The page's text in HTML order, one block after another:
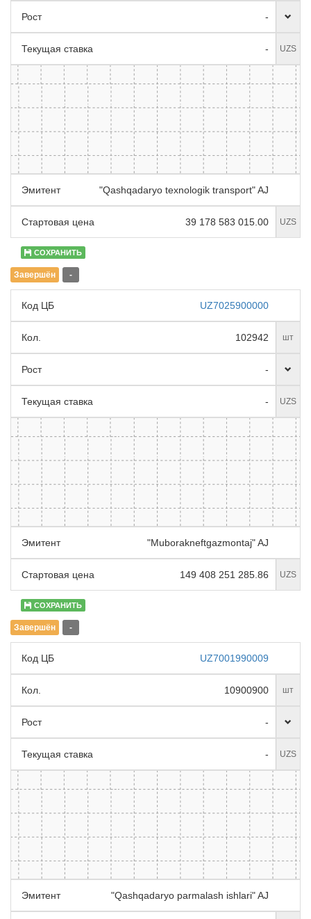
Рост -
Текущая ставка - UZS
Эмитент "Qashqadaryo texnologik transport" AJ
Стартовая цена 39 178 583 015.00 UZS
СОХРАНИТЬ
Завершён -
Код ЦБ UZ7025900000
Кол. 102942 шт
Рост -
Текущая ставка - UZS
Эмитент "Muborakneftgazmontaj" AJ
Стартовая цена 149 408 251 285.86 UZS
СОХРАНИТЬ
Завершён -
Код ЦБ UZ7001990009
Кол. 10900900 шт
Рост -
Текущая ставка - UZS
Эмитент "Qashqadaryo parmalash ishlari" AJ